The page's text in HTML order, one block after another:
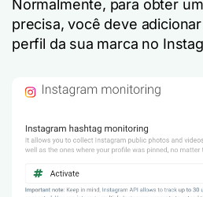
Normalmente, para obter
precisa, você deve
perfil da sua marca no